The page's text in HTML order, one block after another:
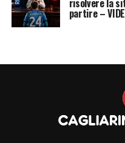
risolvere la
partire –